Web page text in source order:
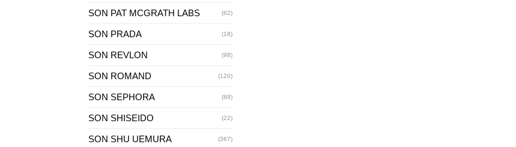
SON PAT MCGRATH LABS (62)
SON PRADA (18)
SON REVLON (98)
SON ROMAND (120)
SON SEPHORA (89)
SON SHISEIDO (22)
SON SHU UEMURA (367)